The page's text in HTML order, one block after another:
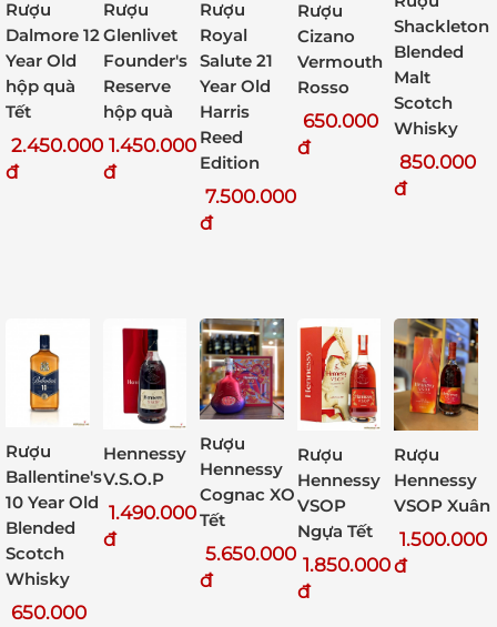
Rượu
Dalmore 12
Year Old
hộp quà
Tết
2.450.000
đ
Rượu
Glenlivet
Founder's
Reserve
hộp quà
1.450.000
đ
Rượu
Royal
Salute 21
Year Old
Harris
Reed
Edition
7.500.000
đ
Rượu
Cizano
Vermouth
Rosso
650.000
đ
Shackleton
Blended
Malt
Scotch
Whisky
850.000
đ
Rượu
Ballentine's
10 Year Old
Blended
Scotch
Whisky
650.000
Hennessy
V.S.O.P
1.490.000
đ
Rượu
Hennessy
Cognac XO
Tết
5.650.000
đ
Rượu
Hennessy
VSOP
Ngựa Tết
1.850.000
đ
Rượu
Hennessy
VSOP Xuân
1.500.000
đ